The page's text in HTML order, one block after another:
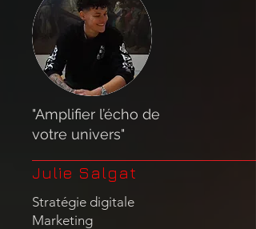
"Amplifier l’écho de
votre univers"
Julie Salgat
Stratégie digitale
Marketing